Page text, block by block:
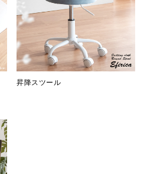
昇降スツール